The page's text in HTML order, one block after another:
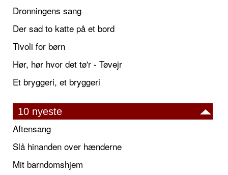
Dronningens sang
Der sad to katte på et bord
Tivoli for børn
Hør, hør hvor det tø'r - Tøvejr
Et bryggeri, et bryggeri
10 nyeste
Aftensang
Slå hinanden over hænderne
Mit barndomshjem